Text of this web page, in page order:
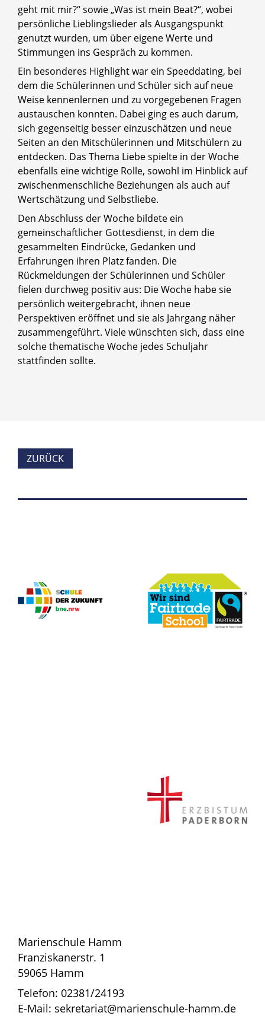
geht mit mir?“ sowie „Was ist mein Beat?“, wobei
persönliche Lieblingslieder als Ausgangspunkt
genutzt wurden, um über eigene Werte und
Stimmungen ins Gespräch zu kommen.
Ein besonderes Highlight war ein Speeddating, bei
dem die Schülerinnen und Schüler sich auf neue
Weise kennenlernen und zu vorgegebenen Fragen
austauschen konnten. Dabei ging es auch darum,
sich gegenseitig besser einzuschätzen und neue
Seiten an den Mitschülerinnen und Mitschülern zu
entdecken. Das Thema Liebe spielte in der Woche
ebenfalls eine wichtige Rolle, sowohl im Hinblick auf
zwischenmenschliche Beziehungen als auch auf
Wertschätzung und Selbstliebe.
Den Abschluss der Woche bildete ein
gemeinschaftlicher Gottesdienst, in dem die
gesammelten Eindrücke, Gedanken und
Erfahrungen ihren Platz fanden. Die
Rückmeldungen der Schülerinnen und Schüler
fielen durchweg positiv aus: Die Woche habe sie
persönlich weitergebracht, ihnen neue
Perspektiven eröffnet und sie als Jahrgang näher
zusammengeführt. Viele wünschten sich, dass eine
solche thematische Woche jedes Schuljahr
stattfinden sollte.
ZURÜCK
Marienschule Hamm
Franziskanerstr. 1
59065 Hamm
Telefon: 02381/24193
E-Mail: sekretariat@marienschule-hamm.de